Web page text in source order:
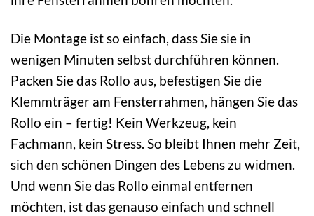
Die Montage ist so einfach, dass Sie sie in
wenigen Minuten selbst durchführen können.
Packen Sie das Rollo aus, befestigen Sie die
Klemmträger am Fensterrahmen, hängen Sie das
Rollo ein – fertig! Kein Werkzeug, kein
Fachmann, kein Stress. So bleibt Ihnen mehr Zeit,
sich den schönen Dingen des Lebens zu widmen.
Und wenn Sie das Rollo einmal entfernen
möchten, ist das genauso einfach und schnell